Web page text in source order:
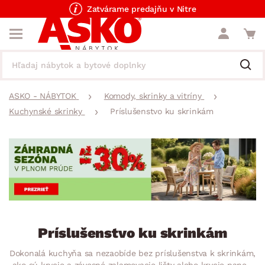
Zatvárame predajňu v Nitre
ASKO - NÁBYTOK
Komody, skrinky a vitríny
Kuchynské skrinky
Príslušenstvo ku skrinkám
Príslušenstvo ku skrinkám
Dokonalá kuchyňa sa nezaobíde bez príslušenstva k skrinkám,